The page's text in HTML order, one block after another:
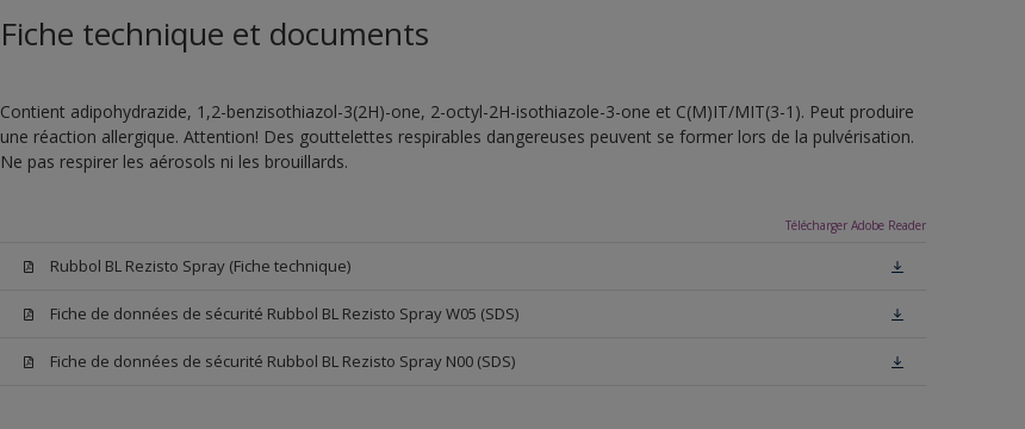
Fiche technique et documents
Contient adipohydrazide, 1,2-benzisothiazol-3(2H)-one, 2-octyl-2H-isothiazole-3-one et C(M)IT/MIT(3-1). Peut produire
une réaction allergique. Attention! Des gouttelettes respirables dangereuses peuvent se former lors de la pulvérisation.
Ne pas respirer les aérosols ni les brouillards.
Télécharger Adobe Reader
Rubbol BL Rezisto Spray (Fiche technique)
Fiche de données de sécurité Rubbol BL Rezisto Spray W05 (SDS)
Fiche de données de sécurité Rubbol BL Rezisto Spray N00 (SDS)